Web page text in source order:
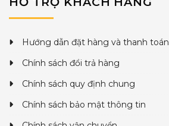
Hướng dẫn đặt hàng và thanh toán
Chính sách đổi trả hàng
Chính sách quy định chung
Chính sách bảo mật thông tin